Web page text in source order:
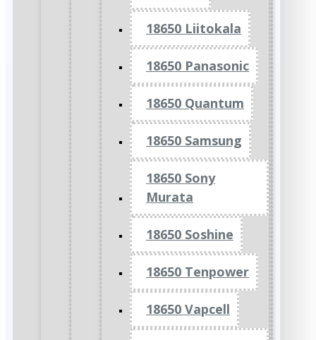
18650 Liitokala
18650 Panasonic
18650 Quantum
18650 Samsung
18650 Sony
Murata
18650 Soshine
18650 Tenpower
18650 Vapcell